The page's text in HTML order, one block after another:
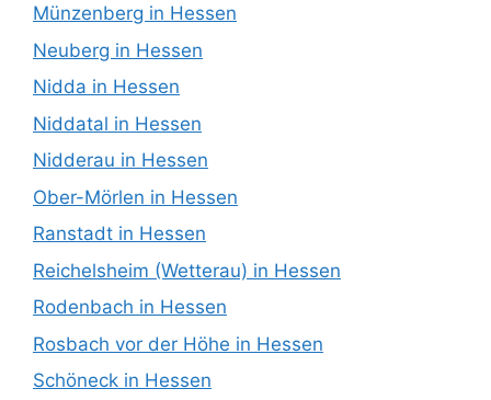
Münzenberg in Hessen
Neuberg in Hessen
Nidda in Hessen
Niddatal in Hessen
Nidderau in Hessen
Ober-Mörlen in Hessen
Ranstadt in Hessen
Reichelsheim (Wetterau) in Hessen
Rodenbach in Hessen
Rosbach vor der Höhe in Hessen
Schöneck in Hessen